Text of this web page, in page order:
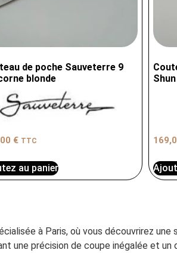
de poche Sauveterre 9
blonde
€ TTC
au panier
Shun
à Paris, où vous découvrirez
une précision de coupe inégalée et